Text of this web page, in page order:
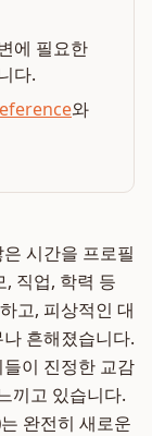
에 필요한
다.
와
시간을 프로필
직업, 학력 등
고, 피상적인 대
흔해졌습니다.
이 진정한 교감
끼고 있습니다.
는 완전히 새로운